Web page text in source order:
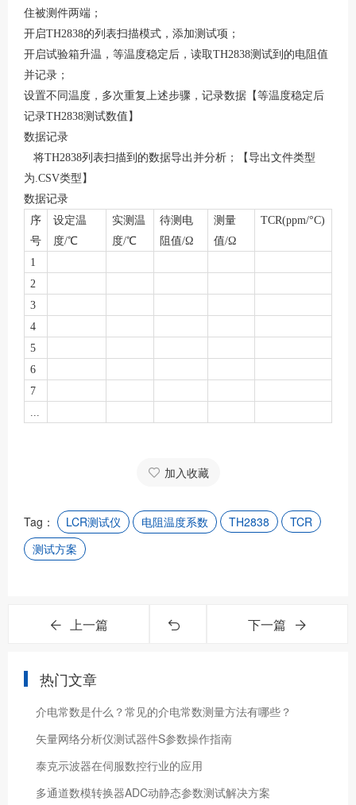
住被测件两端；
开启TH2838的列表扫描模式，添加测试项；
开启试验箱升温，等温度稳定后，读取TH2838测试到的电阻值
并记录；
设置不同温度，多次重复上述步骤，记录数据【等温度稳定后
记录TH2838测试数值】
数据记录
将TH2838列表扫描到的数据导出并分析；【导出文件类型
为.CSV类型】
数据记录
序
号
设定温
度/℃
实测温
度/℃
待测电
阻值/Ω
测量
值/Ω
TCR(ppm/°C)
1
2
3
4
5
6
7
...
加入收藏
Tag： LCR测试仪 电阻温度系数 TH2838
TCR
测试方案
上一篇 下一篇
热门文章
介电常数是什么？常见的介电常数测量方法有哪些？
矢量网络分析仪测试器件S参数操作指南
泰克示波器在伺服数控行业的应用
​多通道数模转换器ADC动静态参数测试解决方案